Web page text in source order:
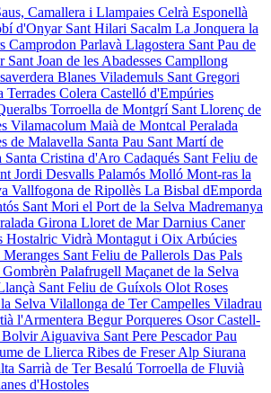
Camallera i Llampaies Celrà Esponellà
d'Onyar Sant Hilari Sacalm La Jonquera la
Camprodon Parlavà Llagostera Sant Pau de
Sant Joan de les Abadesses Campllong
Blanes Vilademuls Sant Gregori
Terrades Colera Castelló d'Empúries
Torroella de Montgrí Sant Llorenç de
Vilamacolum Maià de Montcal Peralada
de Malavella Santa Pau Sant Martí de
Santa Cristina d'Aro Cadaqués Sant Feliu de
Jordi Desvalls Palamós Molló Mont-ras la
Vallfogona de Ripollès La Bisbal dEmporda
Sant Mori el Port de la Selva Madremanya
Girona Lloret de MarDarnius Caner
Hostalric Vidrà Montagut i Oix Arbúcies
Meranges Sant Feliu de Pallerols Das Pals
Gombrèn Palafrugell Maçanet de la Selva
Sant Feliu de Guíxols Olot Roses
Selva Vilallonga de TerCampelles Viladrau
l'Armentera BegurPorqueres OsorCastell-
BolvirAiguaviva Sant Pere PescadorPau
de Llierca Ribes de FreserAlp Siurana
Sarrià de TerBesalú Torroella de Fluvià
d'Hostoles